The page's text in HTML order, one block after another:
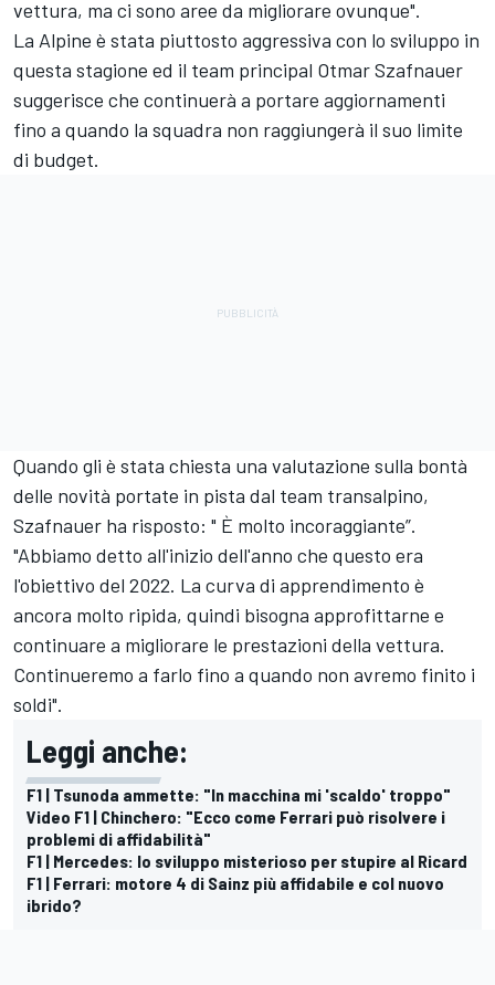
vettura, ma ci sono aree da migliorare ovunque".
La Alpine è stata piuttosto aggressiva con lo sviluppo in
questa stagione ed il team principal Otmar Szafnauer
suggerisce che continuerà a portare aggiornamenti
fino a quando la squadra non raggiungerà il suo limite
di budget.
Quando gli è stata chiesta una valutazione sulla bontà
delle novità portate in pista dal team transalpino,
Szafnauer ha risposto: " È molto incoraggiante”.
"Abbiamo detto all'inizio dell'anno che questo era
l'obiettivo del 2022. La curva di apprendimento è
ancora molto ripida, quindi bisogna approfittarne e
continuare a migliorare le prestazioni della vettura.
Continueremo a farlo fino a quando non avremo finito i
soldi".
Leggi anche:
F1 | Tsunoda ammette: "In macchina mi 'scaldo' troppo"
Video F1 | Chinchero: "Ecco come Ferrari può risolvere i
problemi di affidabilità"
F1 | Mercedes: lo sviluppo misterioso per stupire al Ricard
F1 | Ferrari: motore 4 di Sainz più affidabile e col nuovo
ibrido?